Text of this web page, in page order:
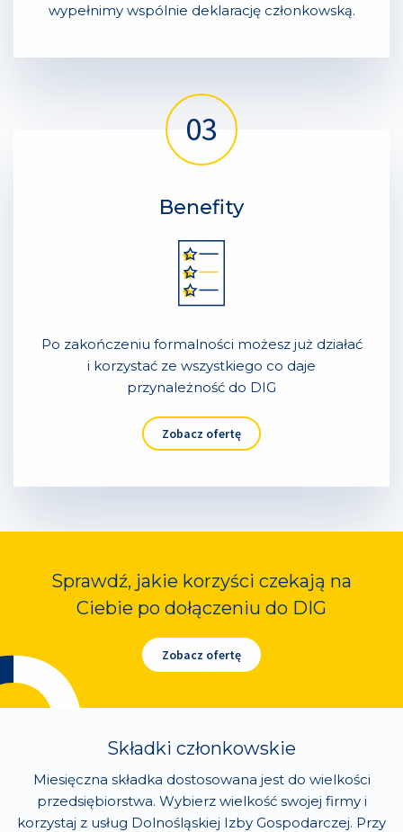
wypełnimy wspólnie deklarację członkowską.
Benefity
Po zakończeniu formalności możesz już działać
i korzystać ze wszystkiego co daje
przynależność do DIG
Zobacz ofertę
Sprawdź, jakie korzyści czekają na
Ciebie po dołączeniu do DIG
Zobacz ofertę
Składki członkowskie
Miesięczna składka dostosowana jest do wielkości
przedsiębiorstwa. Wybierz wielkość swojej firmy i
korzystaj z usług Dolnośląskiej Izby Gospodarczej. Przy